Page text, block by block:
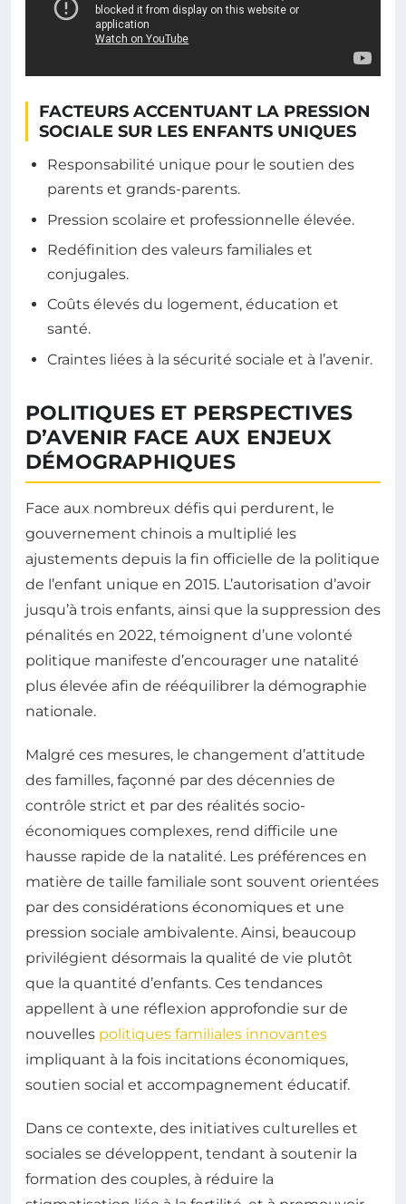
FACTEURS ACCENTUANT LA PRESSION
SOCIALE SUR LES ENFANTS UNIQUES
Responsabilité unique pour le soutien des
parents et grands-parents.
Pression scolaire et professionnelle élevée.
Redéfinition des valeurs familiales et
conjugales.
Coûts élevés du logement, éducation et
santé.
Craintes liées à la sécurité sociale et à l’avenir.
POLITIQUES ET PERSPECTIVES
D’AVENIR FACE AUX ENJEUX
DÉMOGRAPHIQUES
Face aux nombreux défis qui perdurent, le
gouvernement chinois a multiplié les
ajustements depuis la fin officielle de la politique
de l’enfant unique en 2015. L’autorisation d’avoir
jusqu’à trois enfants, ainsi que la suppression des
pénalités en 2022, témoignent d’une volonté
politique manifeste d’encourager une natalité
plus élevée afin de rééquilibrer la démographie
nationale.
Malgré ces mesures, le changement d’attitude
des familles, façonné par des décennies de
contrôle strict et par des réalités socio-
économiques complexes, rend difficile une
hausse rapide de la natalité. Les préférences en
matière de taille familiale sont souvent orientées
par des considérations économiques et une
pression sociale ambivalente. Ainsi, beaucoup
privilégient désormais la qualité de vie plutôt
que la quantité d’enfants. Ces tendances
appellent à une réflexion approfondie sur de
nouvelles politiques familiales innovantes
impliquant à la fois incitations économiques,
soutien social et accompagnement éducatif.
Dans ce contexte, des initiatives culturelles et
sociales se développent, tendant à soutenir la
formation des couples, à réduire la